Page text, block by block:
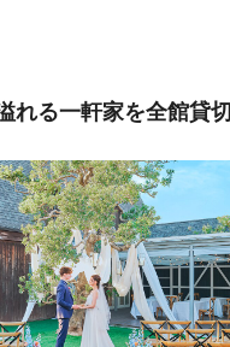
れる一軒家を全館貸切